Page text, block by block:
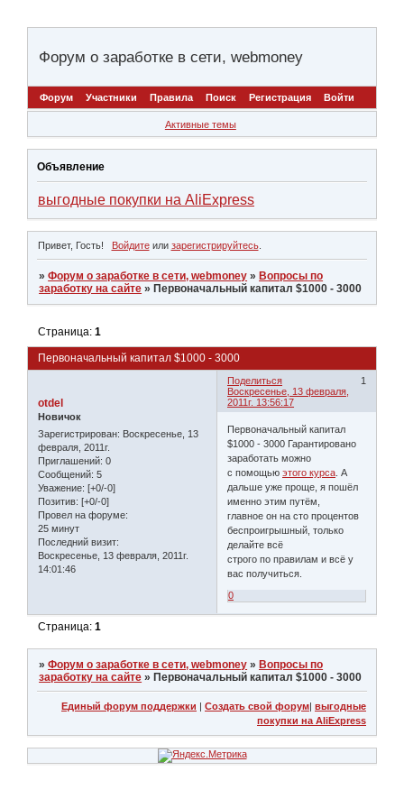
Форум о заработке в сети, webmoney
Форум Участники Правила Поиск Регистрация Войти
Активные темы
Объявление
выгодные покупки на AliExpress
Привет, Гость! Войдитеили зарегистрируйтесь.
»Форум о заработке в сети, webmoney » Вопросы по
заработку на сайте » Первоначальный капитал $1000 - 3000
Первоначальный капитал $1000 - 3000
Страница:1
Поделиться
1
Воскресенье, 13 февраля,
2011г. 13:56:17
otdel
Новичок
Зарегистрирован: Воскресенье, 13
февраля, 2011г.
Приглашений: 0
Сообщений: 5
Уважение: [+0/-0]
Позитив: [+0/-0]
Провел на форуме:
25 минут
Последний визит:
Воскресенье, 13 февраля, 2011г.
14:01:46
Первоначальный капитал
$1000 - 3000 Гарантировано
заработать можно
с помощьюэтого курса . А
дальше уже проще, я пошёл
именно этим путём,
главное он на сто процентов
беспроигрышный, только
делайте всё
строго по правилам и всё у
вас получиться.
0
Страница:1
»Форум о заработке в сети, webmoney » Вопросы по
заработку на сайте » Первоначальный капитал $1000 - 3000
Единый форум поддержки | Создать свой форум| выгодные
покупки на AliExpress